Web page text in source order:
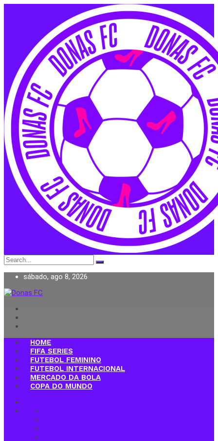
Search
for:
sábado, ago 8, 2026
Donas FC
HOME
FIFA SERIES
FUTEBOL FEMININO
FUTEBOL INTERNACIONAL
MERCADO DA BOLA
COPA DO MUNDO